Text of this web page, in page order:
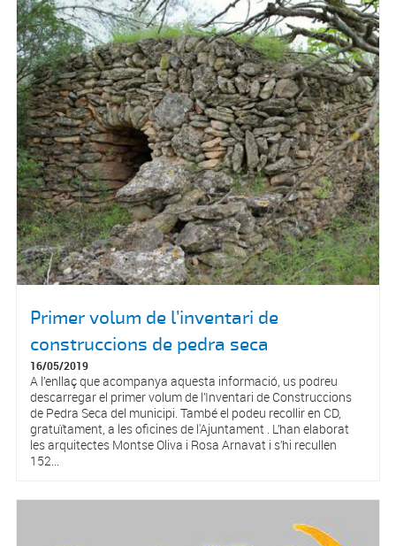
Primer volum de l’inventari de
construccions de pedra seca
16/05/2019
A l’enllaç que acompanya aquesta informació, us podreu
descarregar el primer volum de l’Inventari de Construccions
de Pedra Seca del municipi. També el podeu recollir en CD,
gratuïtament, a les oficines de l'Ajuntament . L’han elaborat
les arquitectes Montse Oliva i Rosa Arnavat i s’hi recullen
152...